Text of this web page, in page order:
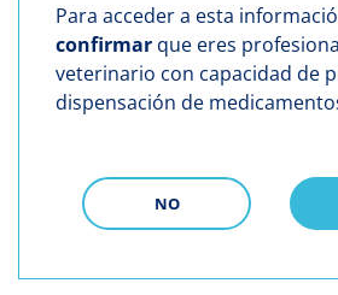
Para acceder a esta
confirmar que eres
veterinario con capacidad de
dispensación de
NO